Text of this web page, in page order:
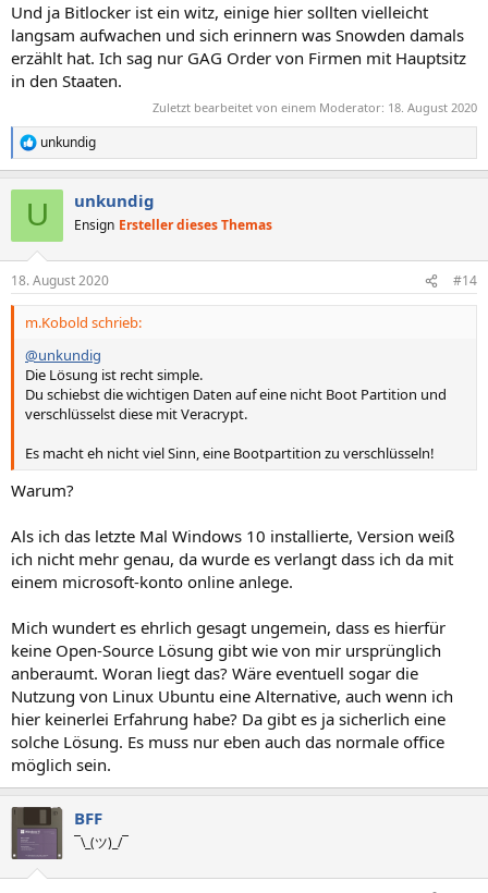
Und ja Bitlocker ist ein witz, einige hier sollten vielleicht
langsam aufwachen und sich erinnern was Snowden damals
erzählt hat. Ich sag nur GAG Order von Firmen mit Hauptsitz
in den Staaten.
Zuletzt bearbeitet von einem Moderator: 18. August 2020
R
e
e
n
unkundig
U unkundig
Ensign Ersteller dieses Themas
18. August 2020 #14
m.Kobold schrieb:
@unkundig
Die Lösung ist recht simple.
Du schiebst die wichtigen Daten auf eine nicht Boot Partition und
verschlüsselst diese mit Veracrypt.
Es macht eh nicht viel Sinn, eine Bootpartition zu verschlüsseln!
Warum?
Als ich das letzte Mal Windows 10 installierte, Version weiß
ich nicht mehr genau, da wurde es verlangt dass ich da mit
einem microsoft-konto online anlege.
Mich wundert es ehrlich gesagt ungemein, dass es hierfür
keine Open-Source Lösung gibt wie von mir ursprünglich
anberaumt. Woran liegt das? Wäre eventuell sogar die
Nutzung von Linux Ubuntu eine Alternative, auch wenn ich
hier keinerlei Erfahrung habe? Da gibt es ja sicherlich eine
solche Lösung. Es muss nur eben auch das normale office
möglich sein.
BFF
¯\_(ツ)_/¯